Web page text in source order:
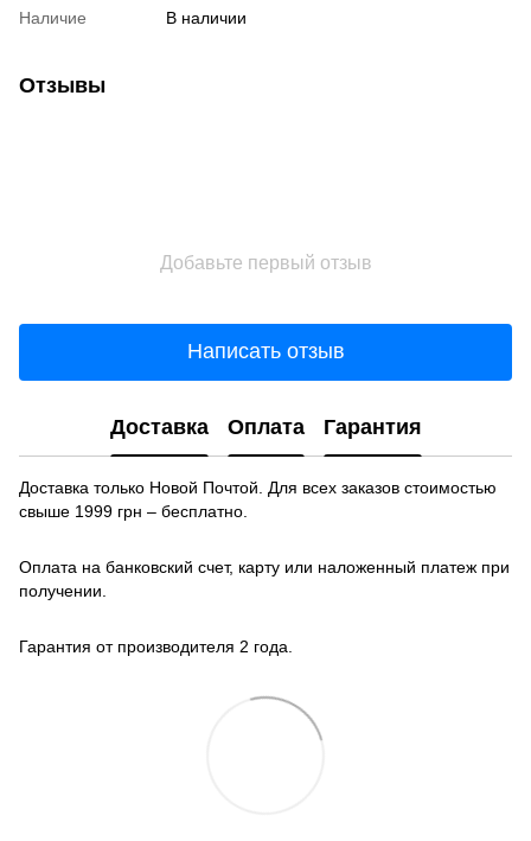
Наличие В наличии
Отзывы
Добавьте первый отзыв
Написать отзыв
Доставка Оплата Гарантия
Доставка только Новой Почтой. Для всех заказов стоимостью
свыше 1999 грн – бесплатно.
Оплата на банковский счет, карту или наложенный платеж при
получении.
Гарантия от производителя 2 года.